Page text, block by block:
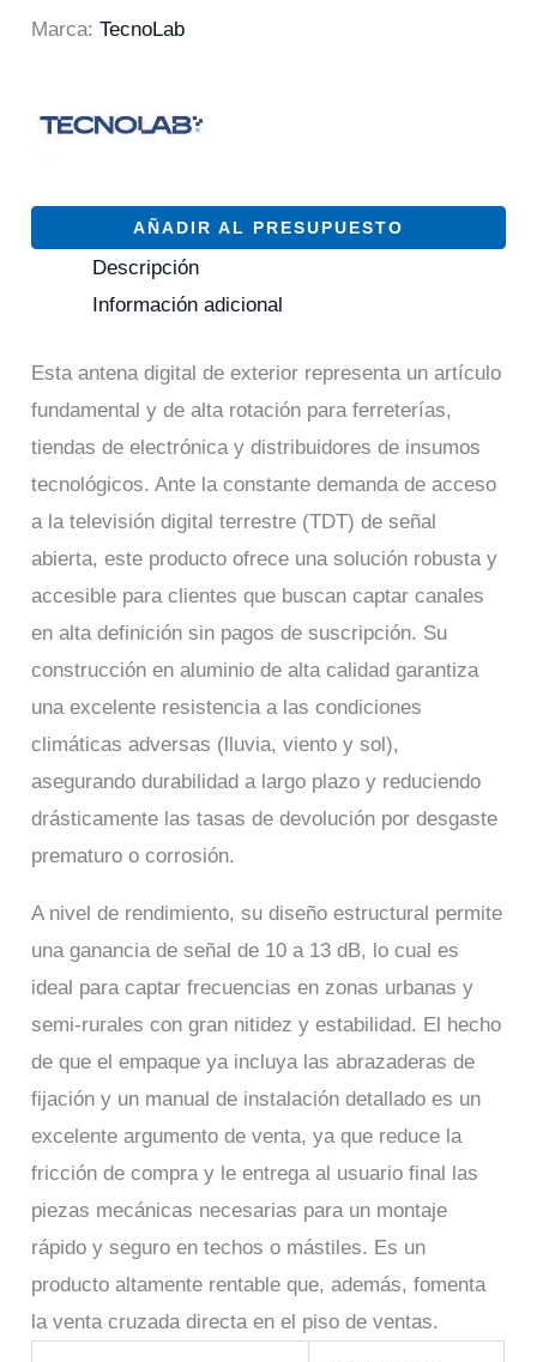
Marca:TecnoLab
AÑADIR AL PRESUPUESTO
Descripción
Información adicional
Esta antena digital de exterior representa un artículo
fundamental y de alta rotación para ferreterías,
tiendas de electrónica y distribuidores de insumos
tecnológicos. Ante la constante demanda de acceso
a la televisión digital terrestre (TDT) de señal
abierta, este producto ofrece una solución robusta y
accesible para clientes que buscan captar canales
en alta definición sin pagos de suscripción. Su
construcción en aluminio de alta calidad garantiza
una excelente resistencia a las condiciones
climáticas adversas (lluvia, viento y sol),
asegurando durabilidad a largo plazo y reduciendo
drásticamente las tasas de devolución por desgaste
prematuro o corrosión.
A nivel de rendimiento, su diseño estructural permite
una ganancia de señal de 10 a 13 dB, lo cual es
ideal para captar frecuencias en zonas urbanas y
semi-rurales con gran nitidez y estabilidad. El hecho
de que el empaque ya incluya las abrazaderas de
fijación y un manual de instalación detallado es un
excelente argumento de venta, ya que reduce la
fricción de compra y le entrega al usuario final las
piezas mecánicas necesarias para un montaje
rápido y seguro en techos o mástiles. Es un
producto altamente rentable que, además, fomenta
la venta cruzada directa en el piso de ventas.